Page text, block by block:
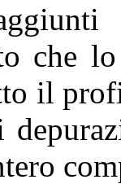
che
il